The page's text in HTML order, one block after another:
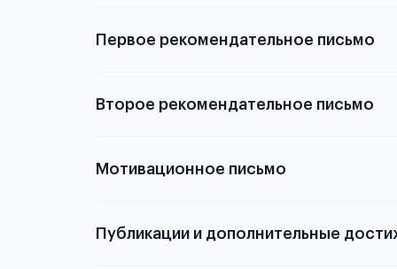
Подробнее
Первое рекомендательное письмо
Второе рекомендательное письмо
Мотивационное письмо
Подробнее о том,
Публикации и дополнительные